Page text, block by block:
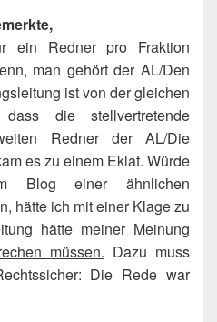
ein Redner pro Fraktion
man gehört der AL/Den
ist von der gleichen
die stellvertretende
Redner der AL/Die
es zu einem Eklat. Würde
Blog einer ähnlichen
hätte ich mit einer Klage zu
hätte meiner Meinung
müssen. Dazu muss
Die Rede war